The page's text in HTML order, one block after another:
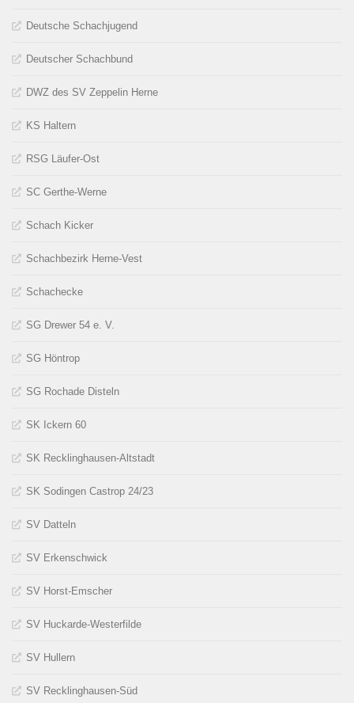
Deutsche Schachjugend
Deutscher Schachbund
DWZ des SV Zeppelin Herne
KS Haltern
RSG Läufer-Ost
SC Gerthe-Werne
Schach Kicker
Schachbezirk Herne-Vest
Schachecke
SG Drewer 54 e. V.
SG Höntrop
SG Rochade Disteln
SK Ickern 60
SK Recklinghausen-Altstadt
SK Sodingen Castrop 24/23
SV Datteln
SV Erkenschwick
SV Horst-Emscher
SV Huckarde-Westerfilde
SV Hullern
SV Recklinghausen-Süd